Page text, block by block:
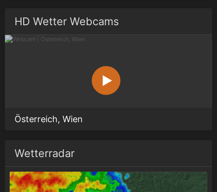
HD Wetter Webcams
Österreich, Wien
Wetterradar